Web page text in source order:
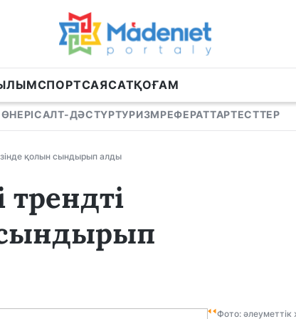
СПОРТСАЯСАТҚОҒАМ
САЛТ-ДӘСТҮРТУРИЗМРЕФЕРАТТАРТЕСТТЕР
қолын сындырып алды
сындырып
Фото: әлеуметтік